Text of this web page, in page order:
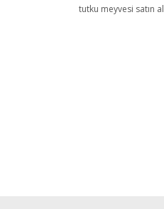
tutku meyvesi satın al